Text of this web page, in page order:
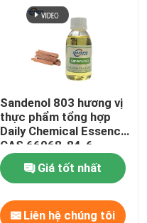
Sandenol 803 hương vị
thực phẩm tổng hợp
Daily Chemical Essence
CAS 66068-84-6
Giá tốt nhất
Liên hệ chúng tôi